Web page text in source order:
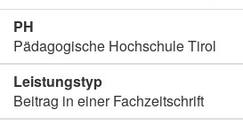
PH
Pädagogische Hochschule Tirol
Leistungstyp
Beitrag in einer Fachzeitschrift